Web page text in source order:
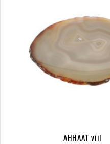
AHHAAT viil